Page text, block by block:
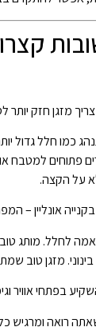
מזגן חזק יותר
כמו חלל גדול
פתוחים למטבח
על הקצה.
אונליין –
לחלל. מותג
מזגן טוב
בפתחי אוויר
רואה ומרגיש כל